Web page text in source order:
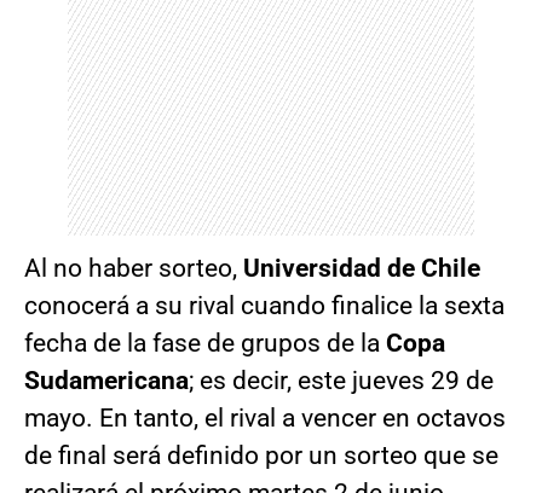
Al no haber sorteo, Universidad de Chile
conocerá a su rival cuando finalice la sexta
fecha de la fase de grupos de la Copa
Sudamericana; es decir, este jueves 29 de
mayo. En tanto, el rival a vencer en octavos
de final será definido por un sorteo que se